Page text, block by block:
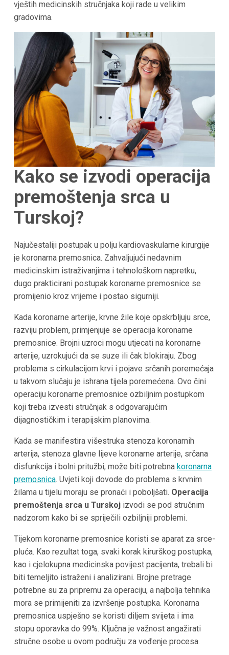
vještih medicinskih stručnjaka koji rade u velikim
gradovima.
Kako se izvodi operacija
premoštenja srca u
Turskoj?
Najučestaliji postupak u polju kardiovaskularne kirurgije
je koronarna premosnica. Zahvaljujući nedavnim
medicinskim istraživanjima i tehnološkom napretku,
dugo prakticirani postupak koronarne premosnice se
promijenio kroz vrijeme i postao sigurniji.
Kada koronarne arterije, krvne žile koje opskrbljuju srce,
razviju problem, primjenjuje se operacija koronarne
premosnice. Brojni uzroci mogu utjecati na koronarne
arterije, uzrokujući da se suze ili čak blokiraju. Zbog
problema s cirkulacijom krvi i pojave srčanih poremećaja
u takvom slučaju je ishrana tijela poremećena. Ovo čini
operaciju koronarne premosnice ozbiljnim postupkom
koji treba izvesti stručnjak s odgovarajućim
dijagnostičkim i terapijskim planovima.
Kada se manifestira višestruka stenoza koronarnih
arterija, stenoza glavne lijeve koronarne arterije, srčana
disfunkcija i bolni pritužbi, može biti potrebna koronarna
premosnica. Uvjeti koji dovode do problema s krvnim
žilama u tijelu moraju se pronaći i poboljšati. Operacija
premoštenja srca u Turskojizvodi se pod stručnim
nadzorom kako bi se spriječili ozbiljniji problemi.
Tijekom koronarne premosnice koristi se aparat za srce-
pluća. Kao rezultat toga, svaki korak kirurškog postupka,
kao i cjelokupna medicinska povijest pacijenta, trebali bi
biti temeljito istraženi i analizirani. Brojne pretrage
potrebne su za pripremu za operaciju, a najbolja tehnika
mora se primijeniti za izvršenje postupka. Koronarna
premosnica uspješno se koristi diljem svijeta i ima
stopu oporavka do 99%. Ključna je važnost angažirati
stručne osobe u ovom području za vođenje procesa.